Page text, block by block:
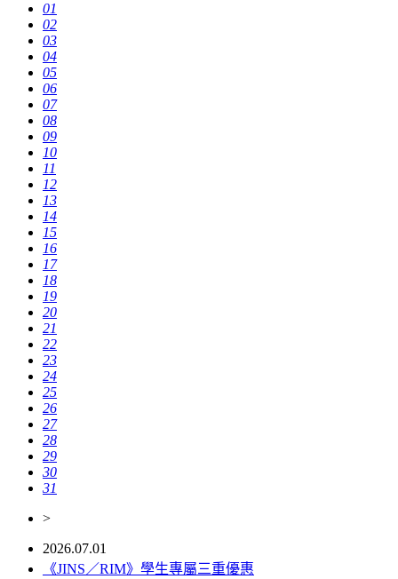
01
02
03
04
05
06
07
08
09
10
11
12
13
14
15
16
17
18
19
20
21
22
23
24
25
26
27
28
29
30
31
>
2026.07.01
《JINS／RIM》學生專屬三重優惠